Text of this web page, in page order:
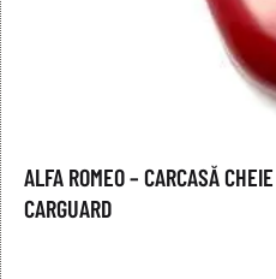
ALFA ROMEO – CARCASĂ
CARGUARD